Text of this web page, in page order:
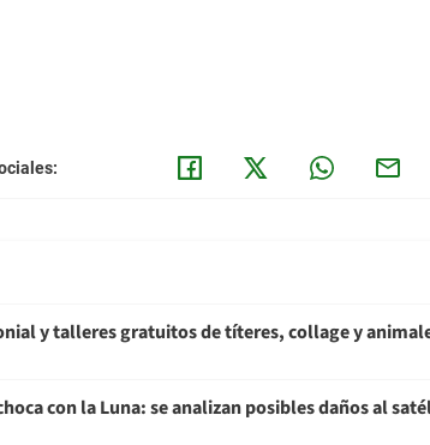
y talleres gratuitos de títeres, collage y
con la Luna: se analizan posibles daños al